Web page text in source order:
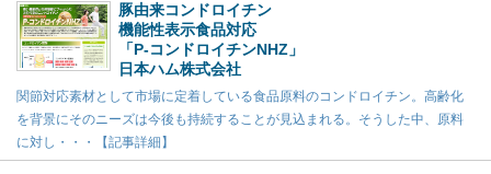
豚由来コンドロイチン
機能性表示食品対応
「P-コンドロイチンNHZ」
日本ハム株式会社
関節対応素材として市場に定着している食品原料のコンドロイチン。高齢化
を背景にそのニーズは今後も持続することが見込まれる。そうした中、原料
に対し・・・【記事詳細】